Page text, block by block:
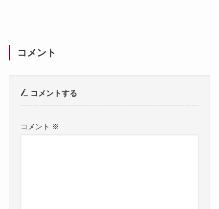
コメント
コメントする
コメント ※